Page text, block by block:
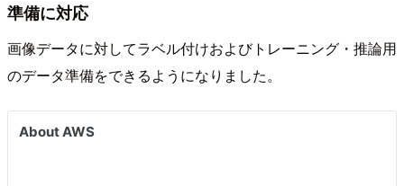
準備に対応
画像データに対してラベル付けおよびトレーニング・推論用
のデータ準備をできるようになりました。